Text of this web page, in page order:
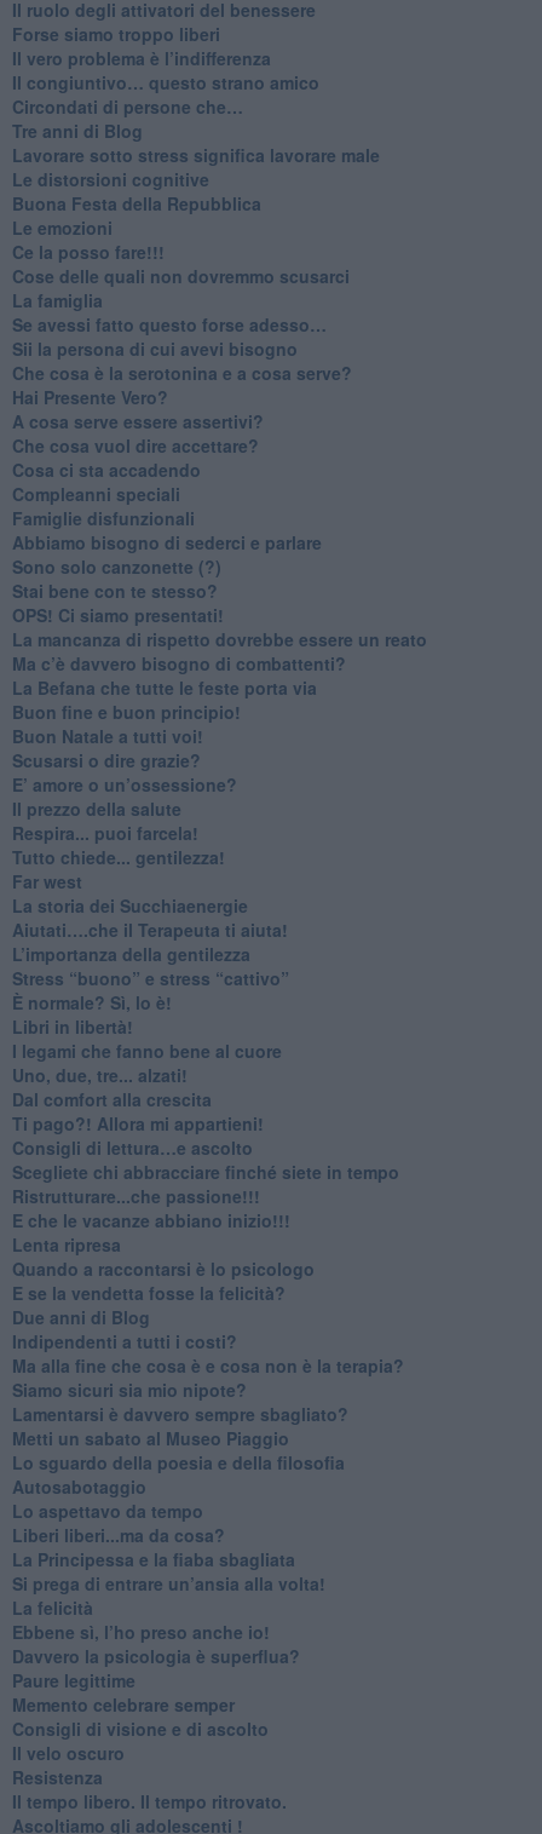
​Il ruolo degli attivatori del benessere
​Forse siamo troppo liberi
​Il vero problema è l’indifferenza
​Il congiuntivo… questo strano amico
​Circondati di persone che…
​Tre anni di Blog
​Lavorare sotto stress significa lavorare male
​Le distorsioni cognitive
​Buona Festa della Repubblica
Le emozioni
​Ce la posso fare!!!
​Cose delle quali non dovremmo scusarci
​La famiglia
​Se avessi fatto questo forse adesso…
​Sii la persona di cui avevi bisogno
Che cosa è la serotonina e a cosa serve?
​Hai Presente Vero?
A cosa serve essere assertivi?
​Che cosa vuol dire accettare?
​Cosa ci sta accadendo
​Compleanni speciali
​Famiglie disfunzionali
​Abbiamo bisogno di sederci e parlare
Sono solo canzonette (?)
​Stai bene con te stesso?
​OPS! Ci siamo presentati!
​La mancanza di rispetto dovrebbe essere un reato
​Ma c’è davvero bisogno di combattenti?
​La Befana che tutte le feste porta via
Buon fine e buon principio!
​Buon Natale a tutti voi!
​Scusarsi o dire grazie?
​E’ amore o un’ossessione?
​Il prezzo della salute
​Respira... puoi farcela!
​Tutto chiede... gentilezza!
​Far west
​La storia dei Succhiaenergie
​Aiutati….che il Terapeuta ti aiuta!
​L’importanza della gentilezza
​Stress “buono” e stress “cattivo”
​È normale? Sì, lo è!
​Libri in libertà!
​I legami che fanno bene al cuore
Uno, due, tre... alzati!​
​Dal comfort alla crescita
​Ti pago?! Allora mi appartieni!​
​Consigli di lettura…e ascolto
​Scegliete chi abbracciare finché siete in tempo
​Ristrutturare...che passione!!!
​E che le vacanze abbiano inizio!!!
​Lenta ripresa
​Quando a raccontarsi è lo psicologo
​E se la vendetta fosse la felicità?
​Due anni di Blog
​Indipendenti a tutti i costi?
​Ma alla fine che cosa è e cosa non è la terapia?
​Siamo sicuri sia mio nipote?
​Lamentarsi è davvero sempre sbagliato?
​Metti un sabato al Museo Piaggio
​Lo sguardo della poesia e della filosofia
Autosabotaggio
​Lo aspettavo da tempo
​Liberi liberi...ma da cosa?
​La Principessa e la fiaba sbagliata
Si prega di entrare un’ansia alla volta!
​La felicità
​Ebbene sì, l’ho preso anche io!
​Davvero la psicologia è superflua?
Paure legittime
​Memento celebrare semper
​Consigli di visione e di ascolto
​Il velo oscuro
Resistenza
​Il tempo libero. Il tempo ritrovato.
Ascoltiamo gli adolescenti !